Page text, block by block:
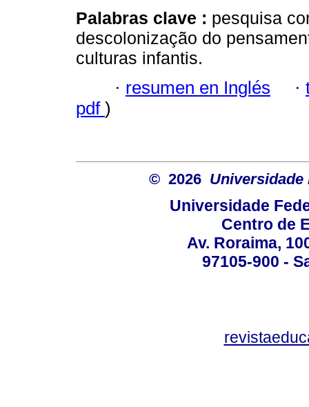
Palabras clave : pesquisa
descolonização do
culturas infantis.
· resumen en Inglés ·
pdf )
© 2026 Universidade
Universidade
Centro de
Av. Roraima,
97105-900 -